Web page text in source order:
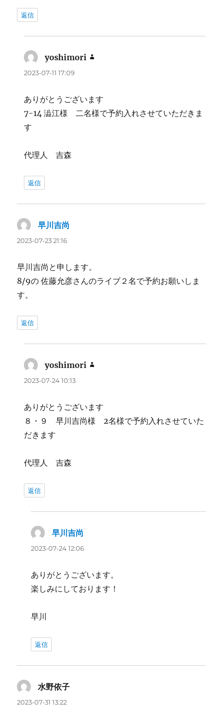
返信
yoshimori
2023-07-11 17:09
ありがとうございます
7-14 澁江様 二名様で予約入れさせていただきま
す
代理人 吉森
返信
早川吉尚
2023-07-23 21:16
早川吉尚と申します。
8/9の 佐藤允彦さんのライブ２名で予約お願いしま
す。
返信
yoshimori
2023-07-24 10:13
ありがとうございます
８・９ 早川吉尚様 2名様で予約入れさせていた
だきます
代理人 吉森
返信
早川吉尚
り:
2023-07-24 12:06
ありがとうございます。
楽しみにしております！
早川
返信
水野依子
2023-07-31 13:22